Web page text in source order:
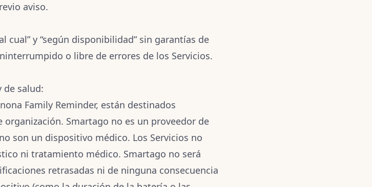
aviso.
cual” y “según disponibilidad” sin garantías de
o libre de errores de los Servicios.
de salud:
Family Reminder, están destinados
organización. Smartago no es un proveedor de
son un dispositivo médico. Los Servicios no
ni tratamiento médico. Smartago no será
retrasadas ni de ninguna consecuencia